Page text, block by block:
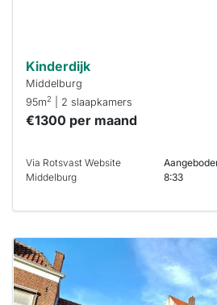
Kinderdijk
Middelburg
95m2 | 2 slaapkamers
€1300 per maand
Via Rotsvast Website
Middelburg
8:33
Deze woning
is
waarschijnlijk
al verhuurd